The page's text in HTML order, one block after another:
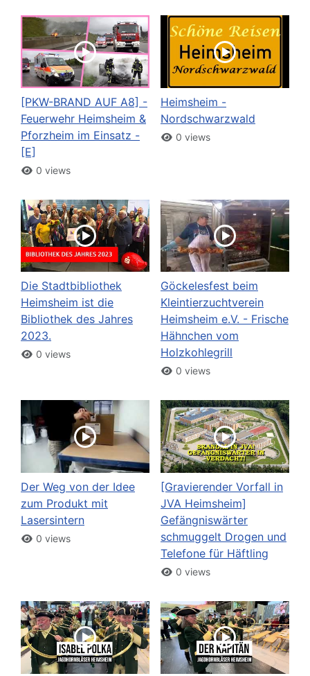
[PKW-BRAND AUF A8] -
Feuerwehr Heimsheim &
Pforzheim im Einsatz -
[E]
0 views
Heimsheim -
Nordschwarzwald
0 views
Die Stadtbibliothek
Heimsheim ist die
Bibliothek des Jahres
2023.
0 views
Göckelesfest beim
Kleintierzuchtverein
Heimsheim e.V. - Frische
Hähnchen vom
Holzkohlegrill
0 views
Der Weg von der Idee
zum Produkt mit
Lasersintern
0 views
[Gravierender Vorfall in
JVA Heimsheim]
Gefängniswärter
schmuggelt Drogen und
Telefone für Häftling
0 views